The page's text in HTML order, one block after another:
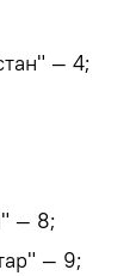
— 4;
— 8;
— 9;